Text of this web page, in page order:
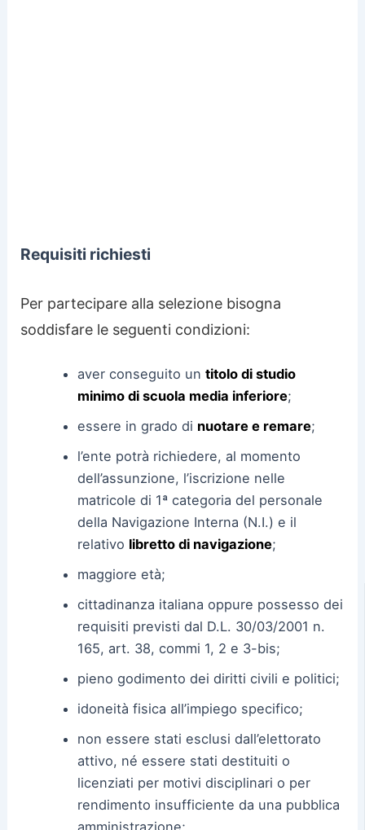
Requisiti richiesti
Per partecipare alla selezione bisogna
soddisfare le seguenti condizioni:
aver conseguito un titolo di studio
minimo di scuola media inferiore;
essere in grado di nuotare e remare;
l’ente potrà richiedere, al momento
dell’assunzione, l’iscrizione nelle
matricole di 1ª categoria del personale
della Navigazione Interna (N.I.) e il
relativo libretto di navigazione;
maggiore età;
cittadinanza italiana oppure possesso dei
requisiti previsti dal D.L. 30/03/2001 n.
165, art. 38, commi 1, 2 e 3-bis;
pieno godimento dei diritti civili e politici;
idoneità fisica all’impiego specifico;
non essere stati esclusi dall’elettorato
attivo, né essere stati destituiti o
licenziati per motivi disciplinari o per
rendimento insufficiente da una pubblica
amministrazione;